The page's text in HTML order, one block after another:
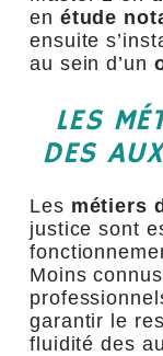
en étude
ensuite
au sein d’un
LES
DES
Les métiers
justice sont
Moins
garantir le
fluidité des